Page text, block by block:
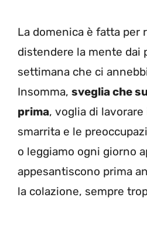
La domenica è fatta per
distendere la mente dai
settimana che ci
Insomma, sveglia che
prima, voglia di
smarrita e le
o leggiamo ogni giorno
appesantiscono prima
la colazione, sempre